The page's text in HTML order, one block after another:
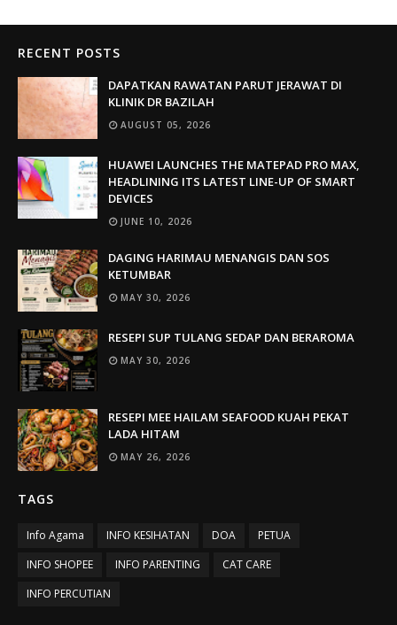
RECENT POSTS
DAPATKAN RAWATAN PARUT JERAWAT DI
KLINIK DR BAZILAH
AUGUST 05, 2026
HUAWEI LAUNCHES THE MATEPAD PRO MAX,
HEADLINING ITS LATEST LINE-UP OF SMART
DEVICES
JUNE 10, 2026
DAGING HARIMAU MENANGIS DAN SOS
KETUMBAR
MAY 30, 2026
RESEPI SUP TULANG SEDAP DAN BERAROMA
MAY 30, 2026
RESEPI MEE HAILAM SEAFOOD KUAH PEKAT
LADA HITAM
MAY 26, 2026
TAGS
Info Agama INFO KESIHATAN DOA
PETUA
INFO SHOPEE
INFO PARENTING
CAT CARE
INFO PERCUTIAN